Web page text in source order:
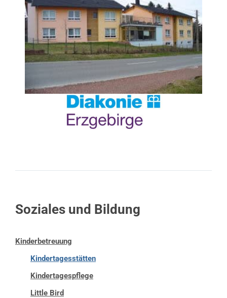
Soziales und Bildung
Kinderbetreuung
Kindertagesstätten
Kindertagespflege
Little Bird